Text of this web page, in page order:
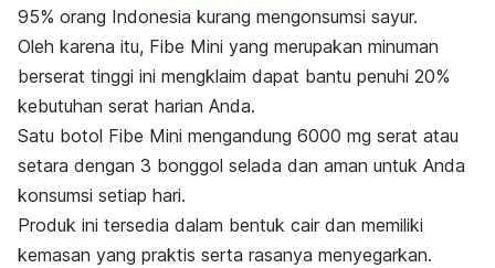
95% orang Indonesia kurang mengonsumsi sayur.
Oleh karena itu, Fibe Mini yang merupakan minuman
berserat tinggi ini mengklaim dapat bantu penuhi 20%
kebutuhan serat harian Anda.
Satu botol Fibe Mini mengandung 6000 mg serat atau
setara dengan 3 bonggol selada dan aman untuk Anda
konsumsi setiap hari.
Produk ini tersedia dalam bentuk cair dan memiliki
kemasan yang praktis serta rasanya menyegarkan.